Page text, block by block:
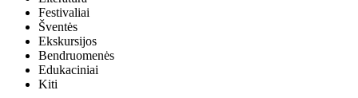
Festivaliai
Šventės
Ekskursijos
Bendruomenės
Edukaciniai
Kiti